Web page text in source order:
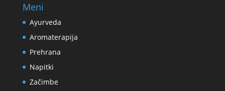
Meni
Ayurveda
Aromaterapija
Prehrana
Napitki
Začimbe